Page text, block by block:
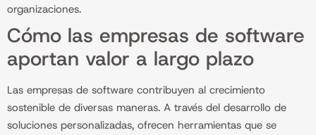
organizaciones.
Cómo las empresas de software
aportan valor a largo plazo
Las empresas de software contribuyen al crecimiento
sostenible de diversas maneras. A través del desarrollo de
soluciones personalizadas, ofrecen herramientas que se